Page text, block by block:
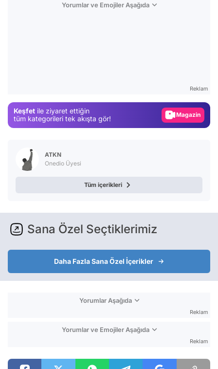
Yorumlar ve Emojiler Aşağıda
Reklam
Keşfet ile ziyaret ettiğin
tüm kategorileri tek akışta gör!
Magazin
ATKN
Onedio Üyesi
Tüm içerikleri
Sana Özel Seçtiklerimiz
Daha Fazla Sana Özel İçerikler
Yorumlar Aşağıda
Reklam
Yorumlar ve Emojiler Aşağıda
Reklam